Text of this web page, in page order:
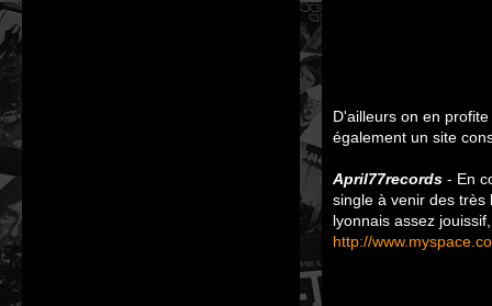
D'ailleurs on en
également un site
April77records - En
single à venir des
lyonnais assez
http://